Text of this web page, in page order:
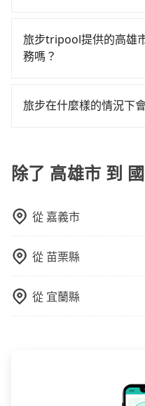
凹的車門仍未被修理，
樣。另外，偶爾也會遇
小的風險。最後，雖然
寄出電子收據。
繫，可能原本約定的地
位置。但如果遇到車輛
方式： 公車或客運：乘
站，相對便宜經濟。 計
開火車站，是最便利的
旅步tripool提供的高雄
務嗎？
預約時都依照乘客需求
不會超過座位的上限。
旅步在什麼樣的情況下
訂購時填寫的數量。請
李及乘坐的總人數，包含
童的安全，依道路交通
避免影響行車安全，請
除了 高雄市 到
從 嘉義市
從 苗栗縣
從 宜蘭縣